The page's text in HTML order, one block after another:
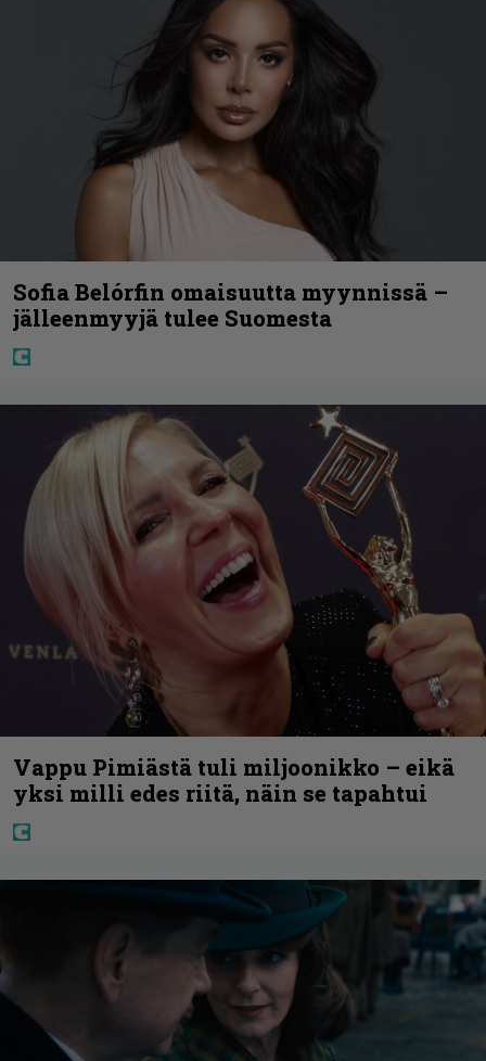
Sofia Belórfin omaisuutta myynnissä –
jälleenmyyjä tulee Suomesta
Vappu Pimiästä tuli miljoonikko – eikä
yksi milli edes riitä, näin se tapahtui